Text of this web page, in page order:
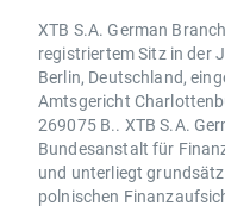
XTB S.A. German
registriertem Sitz in der
Berlin, Deutschland,
Amtsgericht
269075 B.. XTB S.A.
Bundesanstalt für
und unterliegt
polnischen